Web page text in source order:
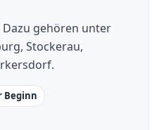
gehören unter
Stockerau,
Beginn